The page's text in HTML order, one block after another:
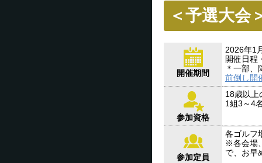
＜予選大会
開催期間
2026年1
開催日程
＊一部
前倒し開
参加資格
18歳以上
1組3～4
参加定員
各ゴルフ
※各会場
で、お早